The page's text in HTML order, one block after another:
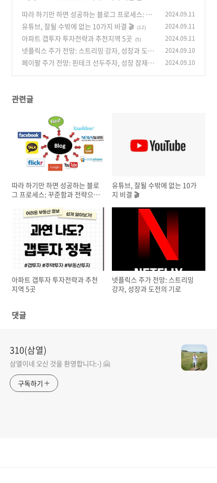
따라 하기만 하면 성공하는 블로그 프로세스: 꾸
준함과 전략으로 승부하라!
(24)
2024.09.11
유튜브, 잘될 수밖에 없는 10가지 비결 🎬 (12) 2024.09.11
아파트 갭투자 투자전략과 추천지역 5곳 (5) 2024.09.11
넷플릭스 주가 전망: 스트리밍 강자, 성장과 도전
의 기로
(12)
2024.09.10
페이팔 주가 전망: 핀테크 선두주자, 성장 잠재력
2024.09.10
관련글
따라 하기만 하면 성공하는 블로
그 프로세스: 꾸준함과 전략으로
유튜브, 잘될 수밖에 없는 10가
지 비결 🎬
아파트 갭투자 투자전략과 추천
지역 5곳
넷플릭스 주가 전망: 스트리밍
강자, 성장과 도전의 기로
댓글
310(삼열)
삼열이네 오신 것을 환영합니다:-) 🤗
구독하기